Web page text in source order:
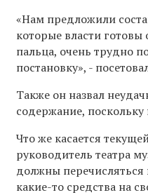
«Нам предложили
которые власти
пальца, очень трудно
постановку», -
Также он назвал
содержание, поскольку
Что же касается
руководитель театра
должны перечисляться
какие-то средства на